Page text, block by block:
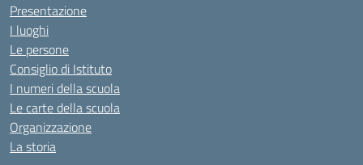
Presentazione
I luoghi
Le persone
Consiglio di Istituto
I numeri della scuola
Le carte della scuola
Organizzazione
La storia